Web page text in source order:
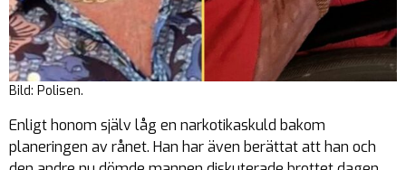
Bild: Polisen.
Enligt honom själv låg en narkotikaskuld bakom
planeringen av rånet. Han har även berättat att han och